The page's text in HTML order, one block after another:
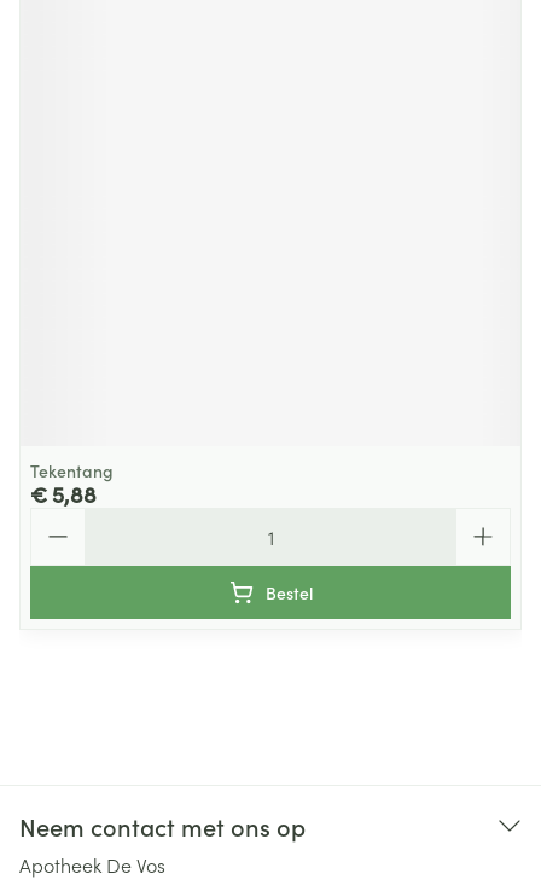
Tekentang
€ 5,88
Bestel
Neem contact met ons op
Apotheek De Vos